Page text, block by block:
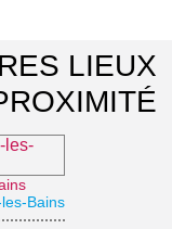
LIEUX
Bains